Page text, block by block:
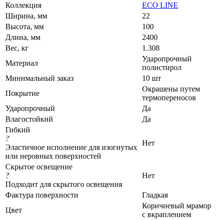
Коллекция
ECO LINE
Ширина, мм
22
Высота, мм
100
Длина, мм
2400
Вес, кг
1.308
Материал
Ударопрочный
полистирол
Минимальный заказ
10 шт
Покрытие
Окрашены путем
термопереносов
Ударопрочный
Да
Влагостойкий
Да
Гибкий
?
Эластичное исполнение для изогнутых
или неровных поверхностей
Нет
Скрытое освещение
?
Подходит для скрытого освещения
Нет
Фактура поверхности
Гладкая
Цвет
Коричневый мрамор
с вкраплением